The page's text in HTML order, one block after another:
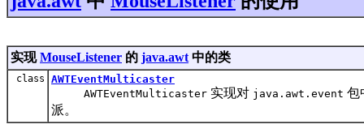
实现MouseListener 的 java.awt 中的类
class
AWTEventMulticaster
AWTEventMulticaster 实现对 java.awt.event 包
派。